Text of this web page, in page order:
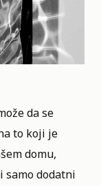
da se
to koji je
domu,
samo dodatni